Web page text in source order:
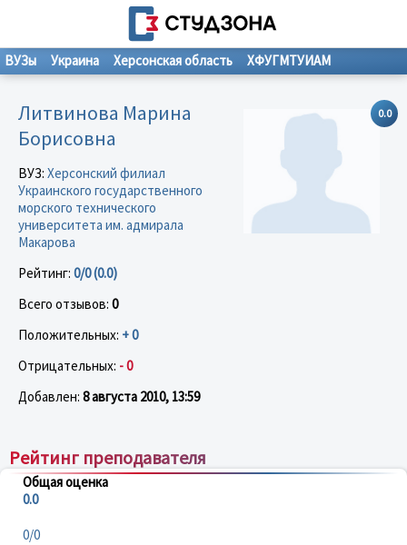
ВУЗы Украина Херсонская область ХФУГМТУИАМ
0.0
Литвинова Марина
Борисовна
ВУЗ: Херсонский филиал
Украинского государственного
морского технического
университета им. адмирала
Макарова
Рейтинг: 0/0 (0.0)
Всего отзывов: 0
Положительных: + 0
Отрицательных: - 0
Добавлен: 8 августа 2010, 13:59
Рейтинг преподавателя
Общая оценка
0.0
0/0